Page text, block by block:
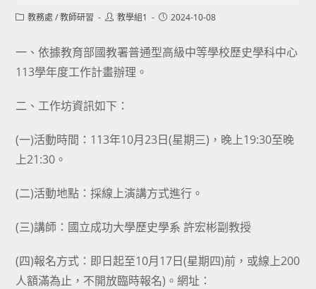
Post教務處 / 教師研習
Post教學組1
Post2024-10-08
一、依據教育部國教署普通型高級中等學校歷史學科中心
113學年度工作計畫辦理。
二、工作坊資訊如下：
(一)活動時間：113年10月23日(星期三)，晚上19:30至晚
上21:30。
(二)活動地點：採線上演講方式進行。
(三)講師：國立成功大學歷史學系 許宏彬副教授
(四)報名方式：即日起至10月17日(星期四)前，或線上200
人額滿為止，不開放臨時報名)。網址：